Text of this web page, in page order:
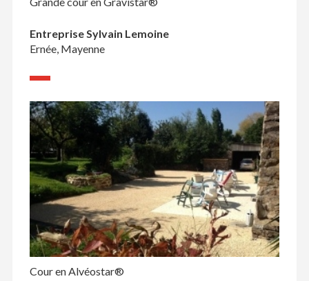
Entreprise Sylvain Lemoine
Ernée, Mayenne
Cour en Alvéostar®